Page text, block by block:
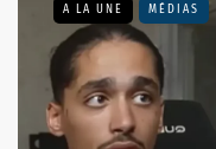
A LA UNE MÉDIAS